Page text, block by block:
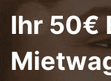
Ihr 50€